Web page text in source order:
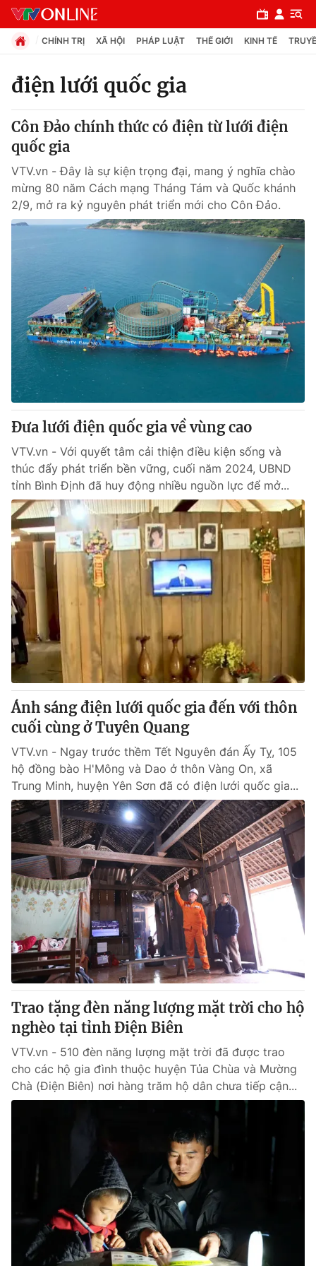
Chuyên mục
Chính trị
Xã hội
Pháp luật
Thế giới
Tin tức
Thế giới đó đây
Câu chuyện quốc tế
Kinh tế
Tài chính
Thị trường
Góc doanh nghiệp
Dữ liệu và đời sống
Truyền hình
Phim VTV
Hậu trường
Nhân vật
Khán giả
Giải sao mai
Giải trí
Điện ảnh
Âm nhạc
Đời sống
Du lịch
Làm đẹp
Chất lượng cuộc sống
Giáo dục
Tuyển sinh
Học trực tuyến
Công nghệ
Hitech Công nghệ tương lai
Sản phẩm
Thị trường
Tư vấn
Giao lưu trực tuyến
Lịch phát sóng
Chuyên mục khác
Emagazine Podcast
Photo Infographic
Video Shorts video
VTV Money VTV Thể thao
VTV Sức khoẻ Bất động sản
Thị trường 24h Tấm lòng Việt
VTV4 Vươn mình bằng AI
VTV9
Liên hệ tòa soạn English
Theo dõi báo trên
Cơ quan chủ quản:Đài Truyền hình Việt Nam
Cơ quan báo chí:Thời báo VTV
CHÍNH TRỊ XÃ HỘI PHÁP LUẬT THẾ GIỚI KINH TẾ
điện lưới quốc gia
Côn Đảo chính thức có điện từ lưới điện
quốc gia
VTV.vn - Đây là sự kiện trọng đại, mang ý nghĩa chào
mừng 80 năm Cách mạng Tháng Tám và Quốc khánh
2/9, mở ra kỷ nguyên phát triển mới cho Côn Đảo.
Đưa lưới điện quốc gia về vùng cao
VTV.vn - Với quyết tâm cải thiện điều kiện sống và
thúc đẩy phát triển bền vững, cuối năm 2024, UBND
tỉnh Bình Định đã huy động nhiều nguồn lực để mở...
Ánh sáng điện lưới quốc gia đến với thôn
cuối cùng ở Tuyên Quang
VTV.vn - Ngay trước thềm Tết Nguyên đán Ấy Tỵ, 105
hộ đồng bào H'Mông và Dao ở thôn Vàng On, xã
Trung Minh, huyện Yên Sơn đã có điện lưới quốc gia...
Trao tặng đèn năng lượng mặt trời cho hộ
nghèo tại tỉnh Điện Biên
VTV.vn - 510 đèn năng lượng mặt trời đã được trao
cho các hộ gia đình thuộc huyện Tủa Chùa và Mường
Chà (Điện Biên) nơi hàng trăm hộ dân chưa tiếp cận...